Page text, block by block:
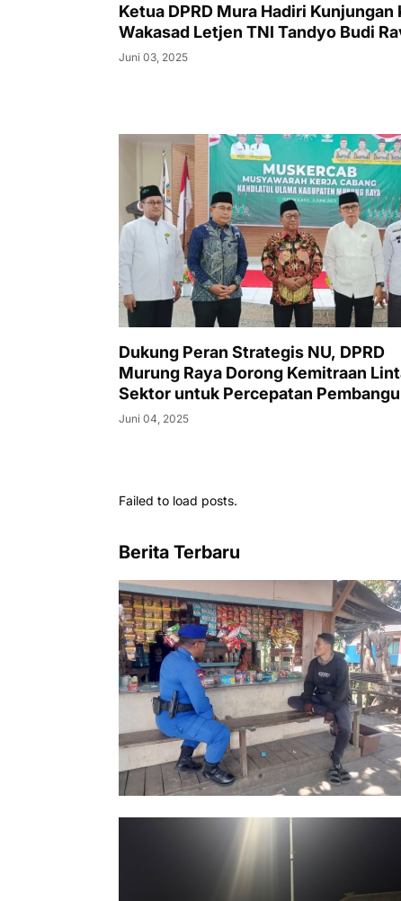
Ketua DPRD Mura Hadiri Kunjungan
Wakasad Letjen TNI Tandyo Budi
Juni 03, 2025
Dukung Peran Strategis NU, DPRD
Murung Raya Dorong Kemitraan
Sektor untuk Percepatan
Daerah
Juni 04, 2025
Failed to load posts.
Berita Terbaru